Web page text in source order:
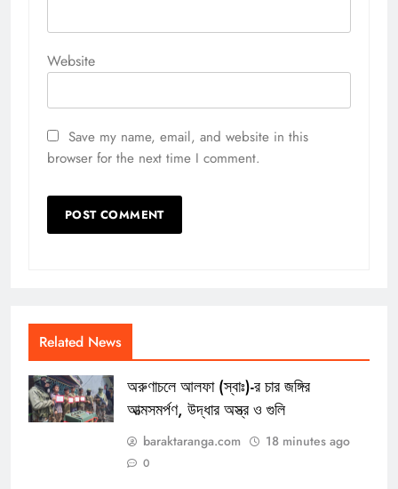
Website
Save my name, email, and website in this
browser for the next time I comment.
Related News
অরুণাচলে আলফা (স্বাঃ)-র চার জঙ্গির
আত্মসমর্পণ, উদ্ধার অস্ত্র ও গুলি
baraktaranga.com 18 minutes ago
0